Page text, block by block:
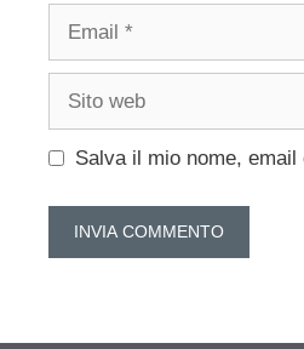
Email
Sito
Salva il mio nome,